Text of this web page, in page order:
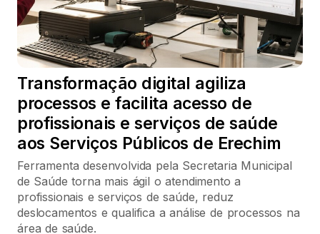
Transformação digital agiliza
processos e facilita acesso de
profissionais e serviços de saúde
aos Serviços Públicos de Erechim
Ferramenta desenvolvida pela Secretaria Municipal
de Saúde torna mais ágil o atendimento a
profissionais e serviços de saúde, reduz
deslocamentos e qualifica a análise de processos na
área de saúde.